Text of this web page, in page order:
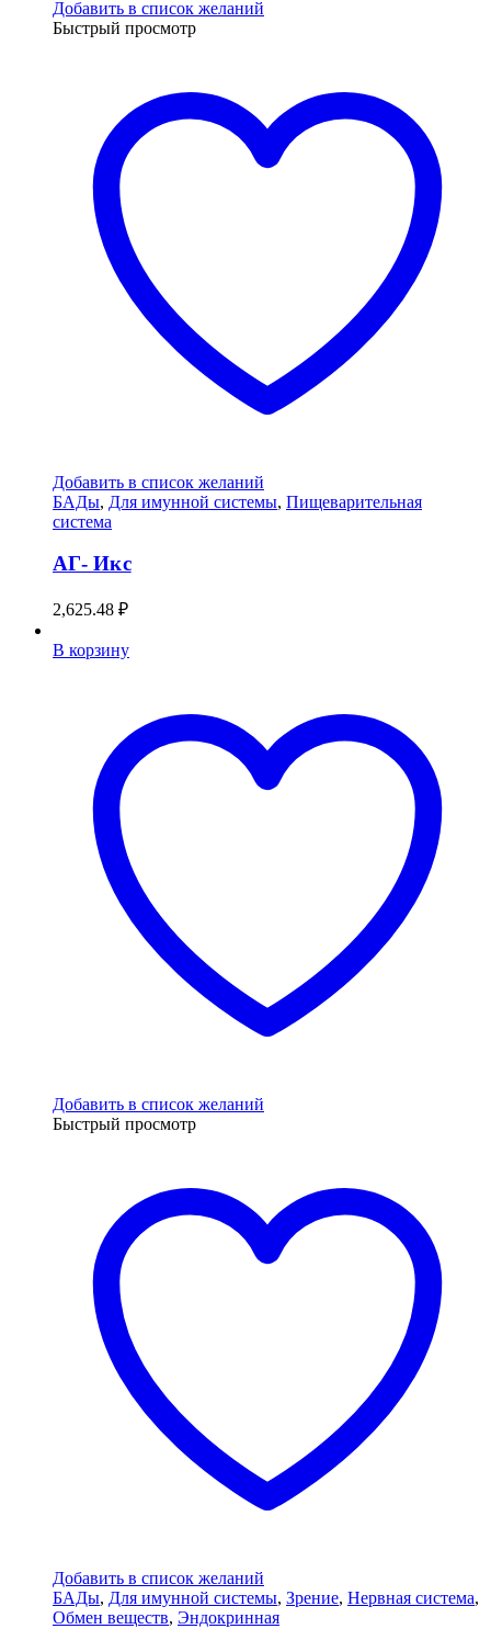
Добавить в список желаний
Быстрый просмотр
Добавить в список желаний
БАДы, Для имунной системы, Пищеварительная
система
АГ- Икс
2,625.48 ₽
В корзину
Добавить в список желаний
Быстрый просмотр
Добавить в список желаний
БАДы, Для имунной системы, Зрение, Нервная система,
Обмен веществ, Эндокринная